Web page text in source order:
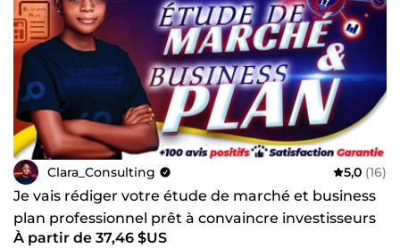
Clara_Consulting 5,0 (16)
Je vais rédiger votre étude de marché et business
plan professionnel prêt à convaincre investisseurs
À partir de 37,46 $US